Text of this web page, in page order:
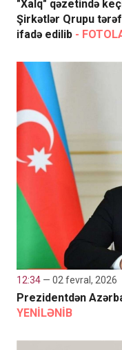
"Xalq" qəzetində
Şirkətlər Qrupu
ifadə edilib -
12:34 — 02 fevral, 2026
Prezidentdən
YENİLƏNİB